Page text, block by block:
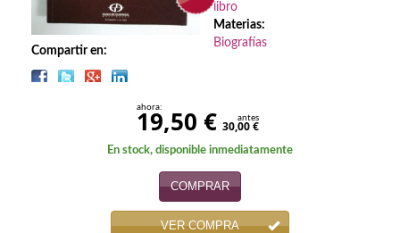
Ciencia ficción
Cine
Compartir en:
libro
Materias:
Biografías
ahora:
19,50 € antes
30,00 €
En stock, disponible inmediatamente
COMPRAR
VER COMPRA